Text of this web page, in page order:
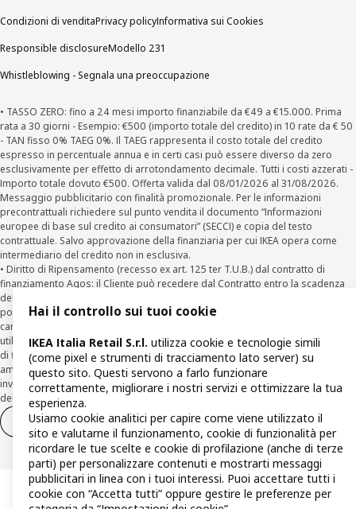
Condizioni di venditaPrivacy policyInformativa sui Cookies
Responsible disclosureModello 231
Whistleblowing - Segnala una preoccupazione
• TASSO ZERO: fino a 24 mesi importo finanziabile da €49 a €15.000. Prima
rata a 30 giorni - Esempio: €500 (importo totale del credito) in 10 rate da € 50
- TAN fisso 0% TAEG 0%. Il TAEG rappresenta il costo totale del credito
espresso in percentuale annua e in certi casi può essere diverso da zero
esclusivamente per effetto di arrotondamento decimale. Tutti i costi azzerati -
Importo totale dovuto €500. Offerta valida dal 08/01/2026 al 31/08/2026.
Messaggio pubblicitario con finalità promozionale. Per le informazioni
precontrattuali richiedere sul punto vendita il documento “Informazioni
europee di base sul credito ai consumatori” (SECCI) e copia del testo
contrattuale. Salvo approvazione della finanziaria per cui IKEA opera come
intermediario del credito non in esclusiva.
• Diritto di Ripensamento (recesso ex art. 125 ter T.U.B.) dal contratto di
finanziamento Agos: il Cliente può recedere dal Contratto entro la scadenza
della prima rata inviando una richiesta scritta di recesso ad Agos a mezzo
posta elettronica (clienti@agos.it), pec (info@pec.agosducato.it
cartacea (Viale Fulvio Testi, 280 - 20126 Milano) e per via telematica –
utilizzando la funzionalità sul sitowww.agos.it(“Recesso”) - anche per richieste
di finanziamento effettuate con canali a distanza. In caso di pre-
ammortamento, la comunicazione di recesso da parte del Cliente deve essere
inviata, con le modalità di cui sopra entro 30 giorni dalla data di accettazione
della richiesta di finanziamento.
Diritto di recesso
Diritto di recesso per i servizi
Hai il controllo sui tuoi cookie
IKEA Italia Retail S.r.l. utilizza cookie e tecnologie simili
(come pixel e strumenti di tracciamento lato server) su
questo sito. Questi servono a farlo funzionare
correttamente, migliorare i nostri servizi e ottimizzare la tua
esperienza.
Usiamo cookie analitici per capire come viene utilizzato il
sito e valutarne il funzionamento, cookie di funzionalità per
ricordare le tue scelte e cookie di profilazione (anche di terze
parti) per personalizzare contenuti e mostrarti messaggi
pubblicitari in linea con i tuoi interessi. Puoi accettare tutti i
cookie con “Accetta tutti” oppure gestire le preferenze per